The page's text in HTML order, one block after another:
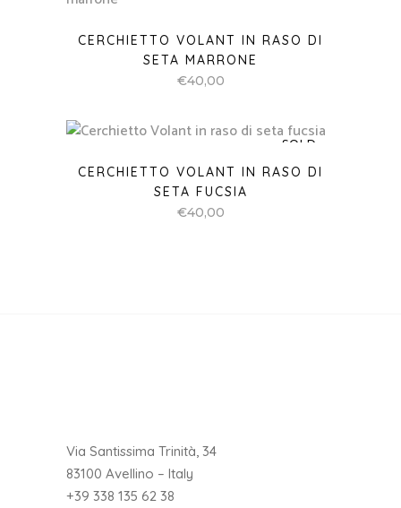
CERCHIETTO VOLANT IN RASO DI
SETA MARRONE
€40,00
SOLD
CERCHIETTO VOLANT IN RASO DI
SETA FUCSIA
€40,00
Via Santissima Trinità, 34
83100 Avellino – Italy
+39 338 135 62 38